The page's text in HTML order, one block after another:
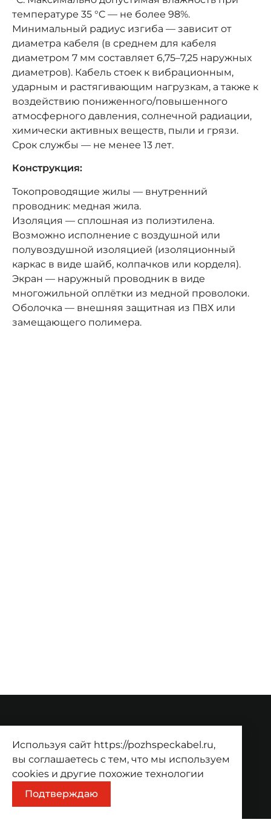
температуре 35 °C — не более 98%.
Минимальный радиус изгиба — зависит от
диаметра кабеля (в среднем для кабеля
диаметром 7 мм составляет 6,75–7,25 наружных
диаметров). Кабель стоек к вибрационным,
ударным и растягивающим нагрузкам, а также к
воздействию пониженного/повышенного
атмосферного давления, солнечной радиации,
химически активных веществ, пыли и грязи.
Срок службы — не менее 13 лет.
Конструкция:
Токопроводящие жилы — внутренний
проводник: медная жила.
Изоляция — сплошная из полиэтилена.
Возможно исполнение с воздушной или
полувоздушной изоляцией (изоляционный
каркас в виде шайб, колпачков или корделя).
Экран — наружный проводник в виде
многожильной оплётки из медной проволоки.
Оболочка — внешняя защитная из ПВХ или
замещающего полимера.
О компании Проекты Контакты
Продукция
Каталог Корзина
Используя сайт https://pozhspeckabel.ru,
вы соглашаетесь с тем, что мы используем
cookies и другие похожие технологии
Подтверждаю